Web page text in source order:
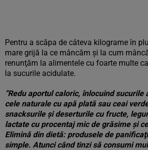
Pentru a scăpa de câteva kilograme în
mare grijă la ce mâncăm şi la cum
renunţăm la alimentele cu foarte multe
la sucurile acidulate.
“Redu aportul caloric, înlocuind sucurile
cele naturale cu apă plată sau ceai
snacksurile şi deserturile cu fructe,
lactate cu procentaj mic de grăsime şi
Elimină din dietă: produsele de
simple. Atunci când tinzi să consumi